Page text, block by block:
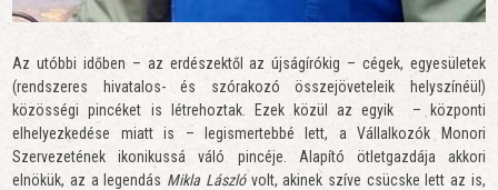
Az utóbbi időben – az erdészektől az újságírókig – cégek, egyesületek
(rendszeres hivatalos- és szórakozó összejöveteleik helyszínéül)
közösségi pincéket is létrehoztak. Ezek közül az egyik – központi
elhelyezkedése miatt is – legismertebbé lett, a Vállalkozók Monori
Szervezetének ikonikussá váló pincéje. Alapító ötletgazdája akkori
elnökük, az a legendás Mikla Lászlóvolt, akinek szíve csücske lett az is,